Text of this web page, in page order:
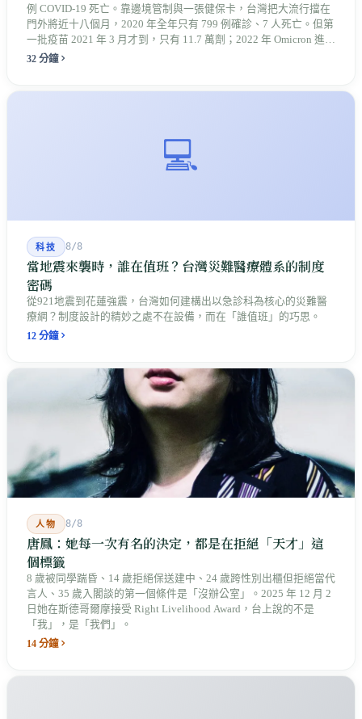
例 COVID-19 死亡。靠邊境管制與一張健保卡，台灣把大流行擋在
門外將近十八個月，2020 年全年只有 799 例確診、7 人死亡。但第
一批疫苗 2021 年 3 月才到，只有 11.7 萬劑；2022 年 Omicron 進來
時，長者的第三劑還落在後面。那一年死亡年齡的中位數是 82
32 分鐘
💻
科技 8/8
當地震來襲時，誰在值班？台灣災難醫療體系的制度
密碼
從921地震到花蓮強震，台灣如何建構出以急診科為核心的災難醫
療網？制度設計的精妙之處不在設備，而在「誰值班」的巧思。
12 分鐘
人物 8/8
唐鳳：她每一次有名的決定，都是在拒絕「天才」這
個標籤
8 歲被同學踹昏、14 歲拒絕保送建中、24 歲跨性別出櫃但拒絕當代
言人、35 歲入閣談的第一個條件是「沒辦公室」。2025 年 12 月 2
日她在斯德哥爾摩接受 Right Livelihood Award，台上說的不是
「我」，是「我們」。
14 分鐘